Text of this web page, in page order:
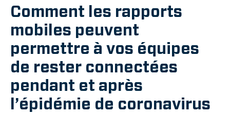
Comment les rapports
mobiles peuvent
permettre à vos équipes
de rester connectées
pendant et après
l’épidémie de coronavirus